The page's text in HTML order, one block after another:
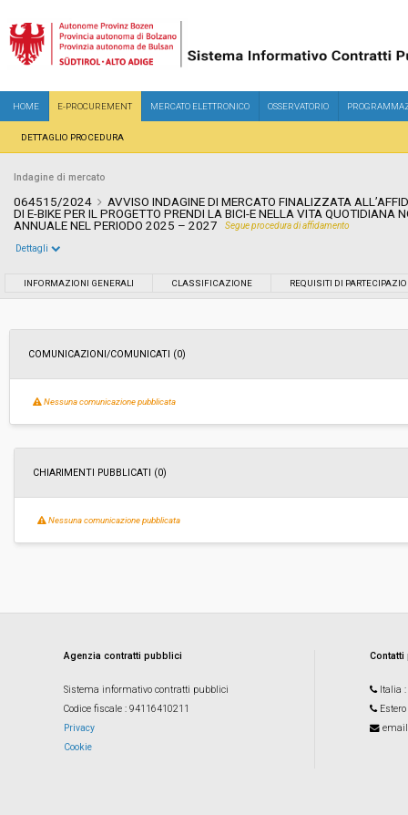
HOME E-PROCUREMENT MERCATO ELETTRONICO OSSERVATORIO
DETTAGLIO PROCEDURA
Indagine di mercato
064515/2024
AVVISO INDAGINE DI MERCATO FINALIZZATA
DI E-BIKE PER IL PROGETTO PRENDI LA BICI-E NELLA VITA QUOTIDIANA
ANNUALE NEL PERIODO 2025 – 2027
Segue procedura di affidamento
Svolgimento:
Importo a base di gara soggetto a
ribasso:
Dettagli
INFORMAZIONI GENERALI CLASSIFICAZIONE REQUISITI DI
COMUNICAZIONI/COMUNICATI (0)
Nessuna comunicazione pubblicata
CHIARIMENTI PUBBLICATI (0)
Nessuna comunicazione pubblicata
Agenzia contratti pubblici
Sistema informativo contratti pubblici
Codice fiscale : 94116410211
Privacy
Cookie
Italia
Estero
email